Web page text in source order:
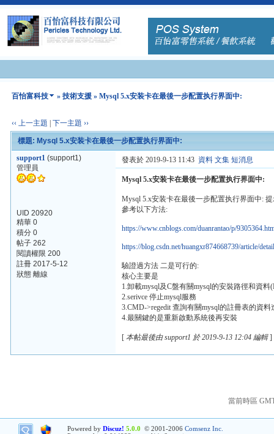
百怡富科技 »技術支援 » Mysql 5.x安装卡在最後一步配置执行界面中:
‹‹ 上一主題 |下一主題 ››
標題: Mysql 5.x安装卡在最後一步配置执行界面中:
support1 (support1)
管理員
UID 20920
精華 0
積分 0
帖子 262
閱讀權限 200
註冊 2017-5-12
狀態 離線
發表於 2019-9-13 11:43 資料 文集 短消息
Mysql 5.x安装卡在最後一步配置执行界面中:
Mysql 5.x安装卡在最後一步配置执行界面中:
參考以下方法:
https://www.cnblogs.com/duanrantao/p/
https://blog.csdn.net/huangxr874668739/article/
驗證過方法 二是可行的:
核心主要是
1.卸載mysql及C盤有關mysql的安裝路徑和資
2.serivce 停止mysql服務
3.CMD->regedit 查詢有關mysql的註冊表的資料
4.最關鍵的是重新啟動系統後再安裝
[ 本帖最後由 support1 於 2019-9-13 12:04 編輯]
當前時區
Powered by Discuz! 5.0.0 © 2001-2006 Comsenz Inc.